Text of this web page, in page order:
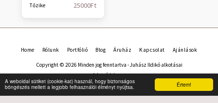
Értem!
A weboldal sütiket (cookie-kat) használ, hogy biztonságos
böngészés mellett a legjobb felhasználói élményt nyújtsa.
Tőzike 25000Ft
Home Rólunk Portfólió Blog Áruház Kapcsolat Ajánlások
Copyright © 2026 Minden jog fenntartva -Juhász Ildikó alkotásai
Adatvédelem